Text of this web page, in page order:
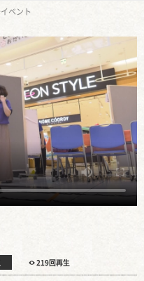
ベント
219回再生